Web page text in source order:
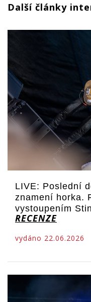
Další články
LIVE: Poslední
znamení horka.
vystoupením
RECENZE
vydáno 22.06.2026